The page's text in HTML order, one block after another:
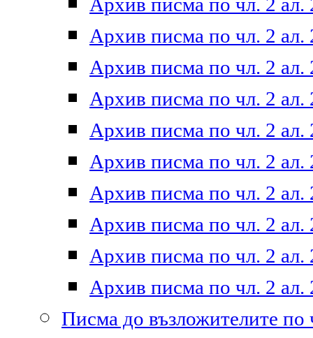
Архив писма по чл. 2 ал.
Архив писма по чл. 2 ал.
Архив писма по чл. 2 ал.
Архив писма по чл. 2 ал.
Архив писма по чл. 2 ал.
Архив писма по чл. 2 ал.
Архив писма по чл. 2 ал.
Архив писма по чл. 2 ал.
Архив писма по чл. 2 ал.
Архив писма по чл. 2 ал.
Писма до възложителите по